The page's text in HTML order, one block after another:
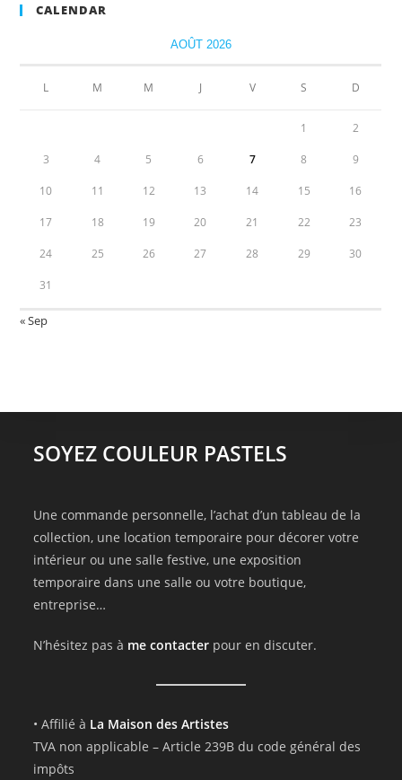
CALENDAR
AOÛT 2026
L M M J V S D
1 2
3 4 5 6 7 8 9
10 11 12 13 14 15 16
17 18 19 20 21 22 23
24 25 26 27 28 29 30
31
« Sep
SOYEZ COULEUR PASTELS
Une commande personnelle, l’achat d’un tableau de la
collection, une location temporaire pour décorer votre
intérieur ou une salle festive, une exposition
temporaire dans une salle ou votre boutique,
entreprise…
N’hésitez pas à me contacter pour en discuter.
• Affilié à La Maison des Artistes
TVA non applicable – Article 239B du code général des
impôts